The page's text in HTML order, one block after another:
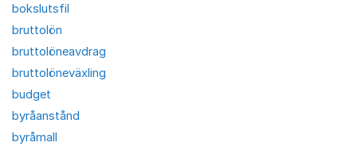
bokslutsfil
bruttolön
bruttolöneavdrag
bruttolöneväxling
budget
byråanstånd
byråmall